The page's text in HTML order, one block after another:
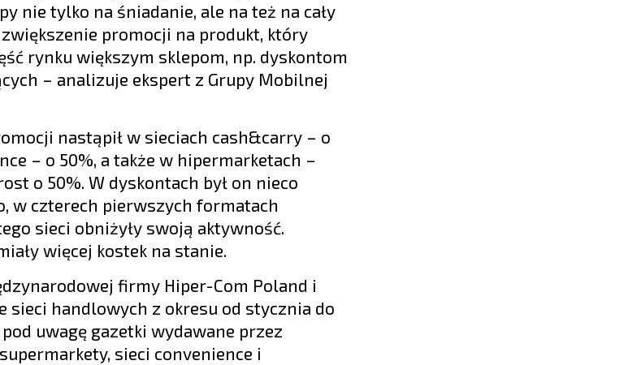
nie tylko na śniadanie, ale na też na cały
promocji na produkt, który
rynku większym sklepom, np. dyskontom
– analizuje ekspert z Grupy Mobilnej
nastąpił w sieciach cash&carry – o
– o 50%, a także w hipermarketach –
o 50%. W dyskontach był on nieco
w czterech pierwszych formatach
sieci obniżyły swoją aktywność.
więcej kostek na stanie.
firmy Hiper-Com Poland i
handlowych z okresu od stycznia do
uwagę gazetki wydawane przez
sieci convenience i